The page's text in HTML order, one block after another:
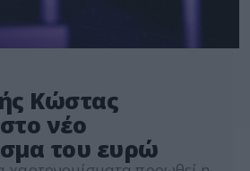
Κώστας
νέο
του ευρώ